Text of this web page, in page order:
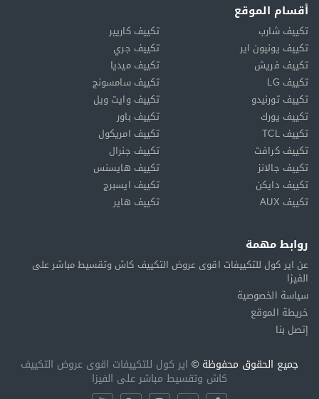
أقسام الموقع
تكييف شارب
تكييف كاريير
تكييف يونيون اير
تكييف جري
تكييف فريش
تكييف ميديا
تكييف LG
تكييف سامسونج
تكييف تورنيدو
تكييف وايت ويل
تكييف يورك
تكييف باور
تكييف TCL
تكييف امريكول
تكييف كرافت
تكييف جنرال
تكييف جالانز
تكييف هايسنس
تكييف دايكن
تكييف ايسبرج
تكييف AUX
تكييف هاير
روابط مهمة
عن اير كول للتكييفات اقوى عروض التكييف كاش وتقسيط مباشر على
الفيزا
سياسة الخصوصية
خريطة الموقع
إتصل بنا
جميع الحقوق محفوظة © اير كول للتكييفات اقوى عروض التكييف
كاش وتقسيط مباشر على الفيزا